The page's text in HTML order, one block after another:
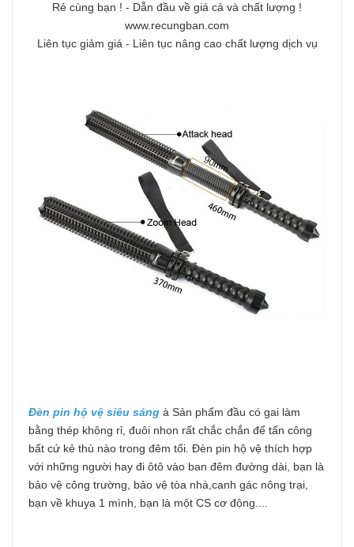
Rẻ cùng bạn ! - Dẫn đầu về giá cả và chất lượng !
www.recungban.com
Liên tục giảm giá - Liên tục nâng cao chất lượng dịch vụ
Đèn pin hộ vệ siêu sáng à Sản phẩm đầu có gai làm
bằng thép không rỉ, đuôi nhon rất chắc chắn để tấn công
bất cứ kẻ thù nào trong đêm tối. Đèn pin hộ vệ thích hợp
với những người hay đi ôtô vào ban đêm đường dài, bạn là
bảo vệ công trường, bảo vệ tòa nhà,canh gác nông trại,
bạn về khuya 1 mình, bạn là một CS cơ động....